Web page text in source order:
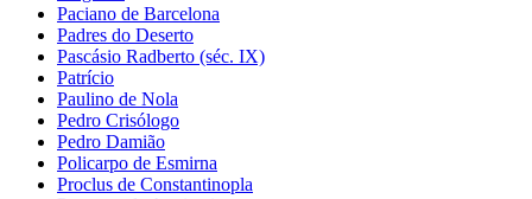
Paciano de Barcelona
Padres do Deserto
Pascásio Radberto (séc. IX)
Patrício
Paulino de Nola
Pedro Crisólogo
Pedro Damião
Policarpo de Esmirna
Proclus de Constantinopla